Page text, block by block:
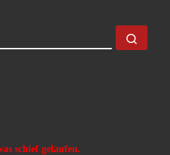
schief gelaufen.